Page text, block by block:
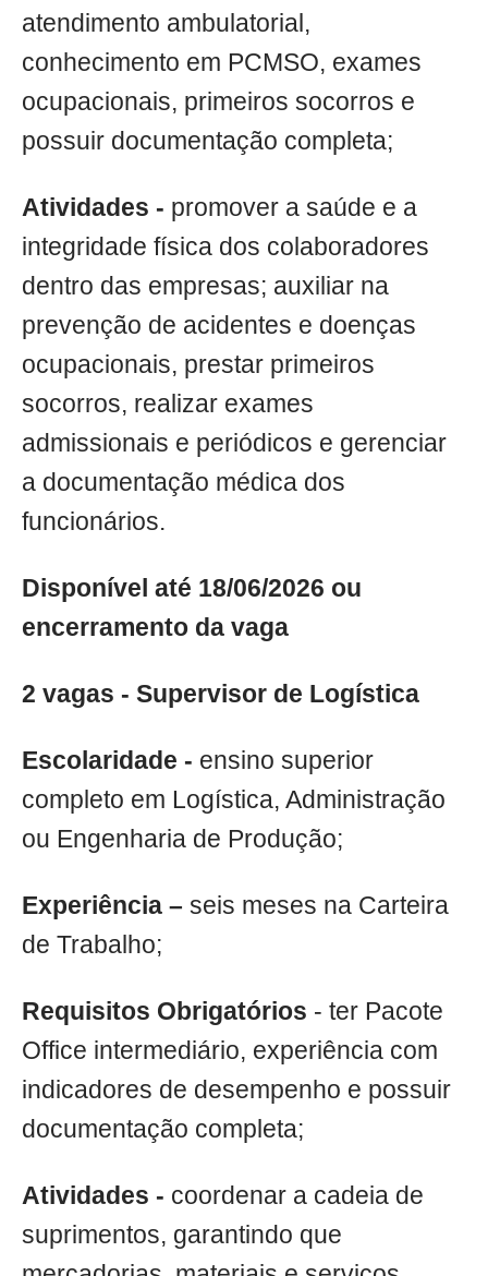
atendimento ambulatorial,
conhecimento em PCMSO, exames
ocupacionais, primeiros socorros e
possuir documentação completa;
Atividades - promover a saúde e a
integridade física dos colaboradores
dentro das empresas; auxiliar na
prevenção de acidentes e doenças
ocupacionais, prestar primeiros
socorros, realizar exames
admissionais e periódicos e gerenciar
a documentação médica dos
funcionários.
Disponível até 18/06/2026 ou
encerramento da vaga
2 vagas - Supervisor de Logística
Escolaridade - ensino superior
completo em Logística, Administração
ou Engenharia de Produção;
Experiência – seis meses na Carteira
de Trabalho;
Requisitos Obrigatórios - ter Pacote
Office intermediário, experiência com
indicadores de desempenho e possuir
documentação completa;
Atividades - coordenar a cadeia de
suprimentos, garantindo que